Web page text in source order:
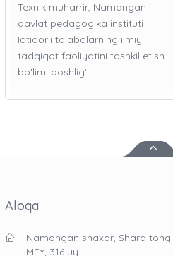
Texnik muharrir, Namangan
davlat pedagogika instituti
Iqtidorli talabalarning ilmiy
tadqiqot faoliyatini tashkil etish
bo'limi boshlig’i
Aloqa
Namangan shaxar, Sharq tongi
MFY, 316 uy